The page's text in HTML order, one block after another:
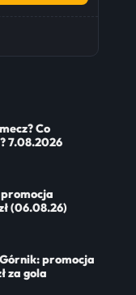
Co
7.08.2026
(06.08.26)
promocja
za gola